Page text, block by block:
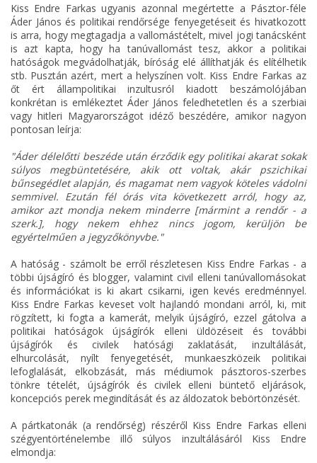
Kiss Endre Farkas ugyanis azonnal megértette a Pásztor-féle
Áder János és politikai rendőrsége fenyegetéseit és hivatkozott
is arra, hogy megtagadja a vallomástételt, mivel jogi tanácsként
is azt kapta, hogy ha tanúvallomást tesz, akkor a politikai
hatóságok megvádolhatják, bíróság elé állíthatják és elítélhetik
stb. Pusztán azért, mert a helyszínen volt. Kiss Endre Farkas az
őt ért állampolitikai inzultusról kiadott beszámolójában
konkrétan is emlékeztet Áder János feledhetetlen és a szerbiai
vagy hitleri Magyarországot idéző beszédére, amikor nagyon
pontosan leírja:
"Áder délelőtti beszéde után érződik egy politikai akarat sokak
súlyos megbüntetésére, akik ott voltak, akár pszichikai
bűnsegédlet alapján, és magamat nem vagyok köteles vádolni
semmivel. Ezután fél órás vita következett arról, hogy az,
amikor azt mondja nekem minderre [mármint a rendőr - a
szerk.], hogy nekem ehhez nincs jogom, kerüljön be
egyértelműen a jegyzőkönyvbe."
A hatóság - számolt be erről részletesen Kiss Endre Farkas - a
többi újságíró és blogger, valamint civil elleni tanúvallomásokat
és információkat is ki akart csikarni, igen kevés eredménnyel.
Kiss Endre Farkas keveset volt hajlandó mondani arról, ki, mit
rögzített, ki fogta a kamerát, melyik újságíró, ezzel gátolva a
politikai hatóságok újságírók elleni üldözéseit és további
újságírók és civilek hatósági zaklatását, inzultálását,
elhurcolását, nyílt fenyegetését, munkaeszközeik politikai
lefoglalását, elkobzását, más médiumok pásztoros-szerbes
tönkre tételét, újságírók és civilek elleni büntető eljárások,
koncepciós perek megindítását és az áldozatok bebörtönzését.
A pártkatonák (a rendőrség) részéről Kiss Endre Farkas elleni
szégyentörténelembe illő súlyos inzultálásáról Kiss Endre
elmondja: